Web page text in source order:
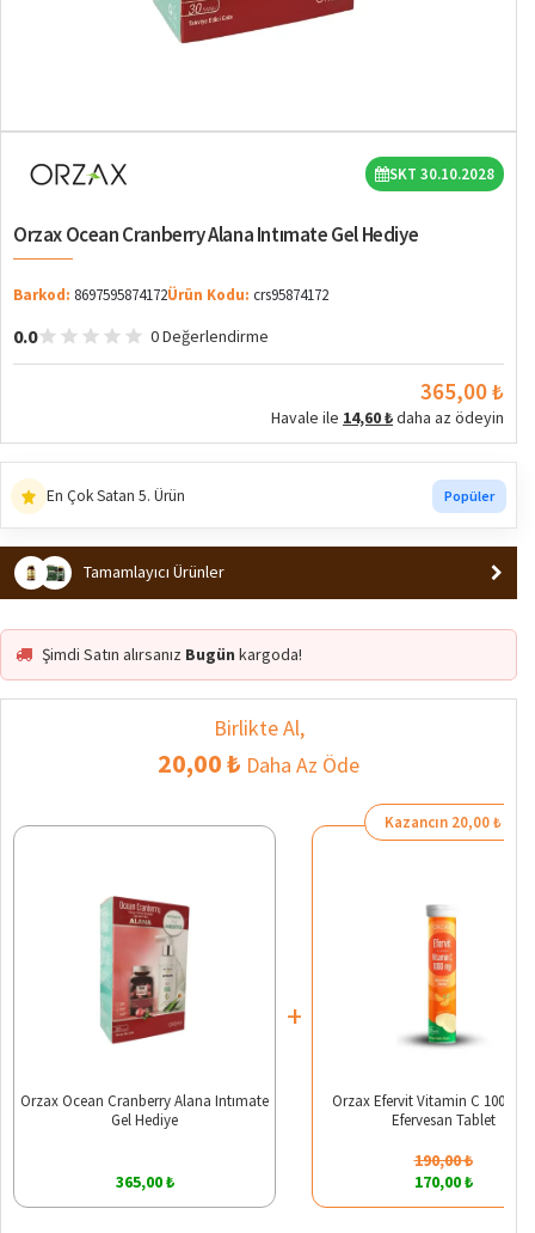
SKT 30.10.2028
Orzax Ocean Cranberry Alana Intımate Gel Hediye
Barkod: 8697595874172Ürün Kodu: crs95874172
0.0 0 Değerlendirme
365,00 ₺
Havale ile 14,60 ₺daha az ödeyin
En Çok Satan 5. Ürün Popüler
Tamamlayıcı Ürünler
Şimdi Satın alırsanız Bugün kargoda!
Birlikte Al,
20,00 ₺ Daha Az Öde
Orzax Ocean Cranberry Alana Intımate
Gel Hediye
365,00 ₺
+
Kazancın 20,00 ₺
Orzax Efervit Vitamin C 1000
Efervesan Tablet
190,00 ₺
170,00 ₺